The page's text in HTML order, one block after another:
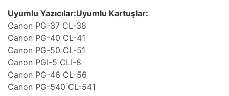
Uyumlu Yazıcılar:Uyumlu Kartuşlar:
Canon PG-37 CL-38
Canon PG-40 CL-41
Canon PG-50 CL-51
Canon PGI-5 CLI-8
Canon PG-46 CL-56
Canon PG-540 CL-541